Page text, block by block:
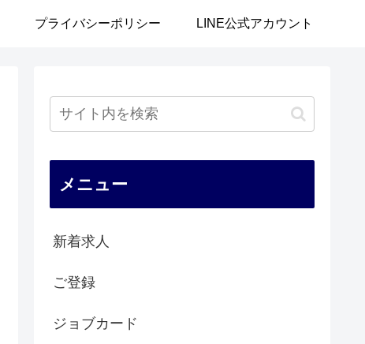
プライバシーポリシー LINE公式アカウント
メニュー
新着求人
ご登録
ジョブカード